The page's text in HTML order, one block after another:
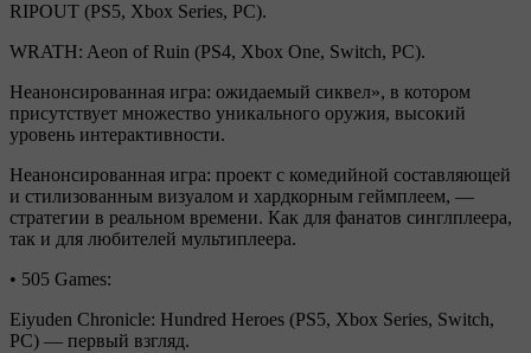
RIPOUT (PS5, Xbox Series, PC).
WRATH: Aeon of Ruin (PS4, Xbox One, Switch, PC).
Неанонсированная игра: ожидаемый сиквел», в котором
присутствует множество уникального оружия, высокий
уровень интерактивности.
Неанонсированная игра: проект с комедийной составляющей
и стилизованным визуалом и хардкорным геймплеем, —
стратегии в реальном времени. Как для фанатов синглплеера,
так и для любителей мультиплеера.
• 505 Games:
Eiyuden Chronicle: Hundred Heroes (PS5, Xbox Series, Switch,
PC) — первый взгляд.